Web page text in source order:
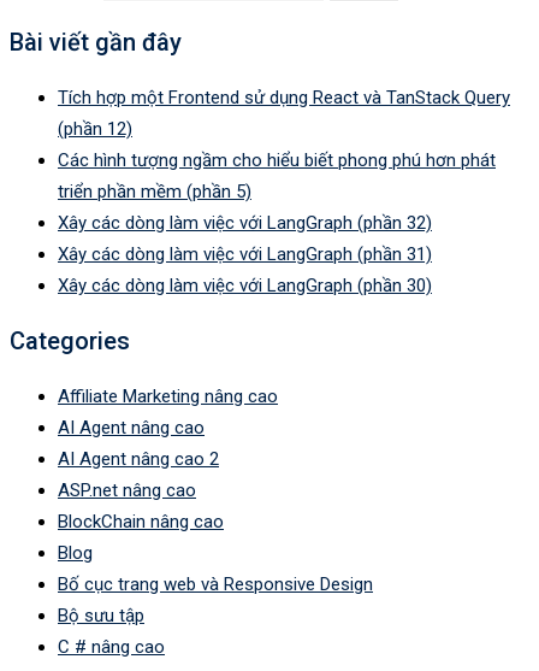
Bài viết gần đây
Tích hợp một Frontend sử dụng React và TanStack Query
(phần 12)
Các hình tượng ngầm cho hiểu biết phong phú hơn phát
triển phần mềm (phần 5)
Xây các dòng làm việc với LangGraph (phần 32)
Xây các dòng làm việc với LangGraph (phần 31)
Xây các dòng làm việc với LangGraph (phần 30)
Categories
Affiliate Marketing nâng cao
AI Agent nâng cao
AI Agent nâng cao 2
ASP.net nâng cao
BlockChain nâng cao
Blog
Bố cục trang web và Responsive Design
Bộ sưu tập
C # nâng cao